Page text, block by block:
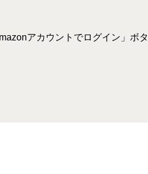
アカウントでログイン」ボタ